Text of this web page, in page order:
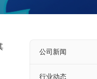
公司新闻
行业动态